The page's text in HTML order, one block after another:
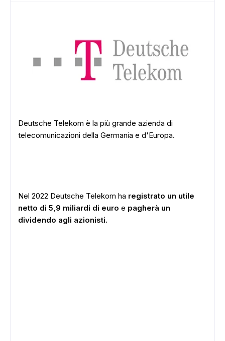
Deutsche Telekom è la più grande azienda di
telecomunicazioni della Germania e d'Europa.
Nel 2022 Deutsche Telekom ha registrato un utile
netto di 5,9 miliardi di euro e pagherà un
dividendo agli azionisti.